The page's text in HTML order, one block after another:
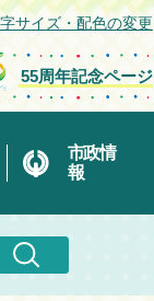
サイズ・配色の変更
55周年記念ページ
市政情
報